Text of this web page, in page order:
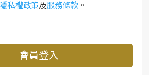
隱私權政策及服務條款 。
會員登入